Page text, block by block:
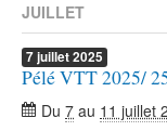
JUILLET
7juillet2025
Pélé VTT 2025/
Du 7 au 11 juillet